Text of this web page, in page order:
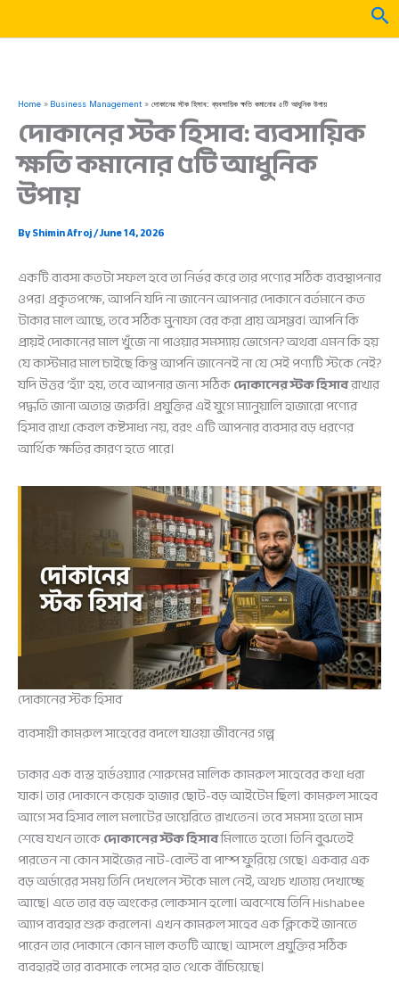
Home Business Management দোকানের স্টক হিসাব: ব্যবসায়িক ক্ষতি কমানোর ৫টি আধুনিক উপায়
দোকানের স্টক হিসাব: ব্যবসায়িক
ক্ষতি কমানোর ৫টি আধুনিক
উপায়
ByShimin Afroj/June 14, 2026
একটি ব্যবসা কতটা সফল হবে তা নির্ভর করে তার পণ্যের সঠিক ব্যবস্থাপনার
ওপর। প্রকৃতপক্ষে, আপনি যদি না জানেন আপনার দোকানে বর্তমানে কত
টাকার মাল আছে, তবে সঠিক মুনাফা বের করা প্রায় অসম্ভব। আপনি কি
প্রায়ই দোকানের মাল খুঁজে না পাওয়ার সমস্যায় ভোগেন? অথবা এমন কি হয়
যে কাস্টমার মাল চাইছে কিন্তু আপনি জানেনই না যে সেই পণ্যটি স্টকে নেই?
যদি উত্তর ‘হ্যাঁ’ হয়, তবে আপনার জন্য সঠিকদোকানের স্টক হিসাবরাখার
পদ্ধতি জানা অত্যন্ত জরুরি। প্রযুক্তির এই যুগে ম্যানুয়ালি হাজারো পণ্যের
হিসাব রাখা কেবল কষ্টসাধ্য নয়, বরং এটি আপনার ব্যবসার বড় ধরণের
আর্থিক ক্ষতির কারণ হতে পারে।
দোকানের স্টক হিসাব
ব্যবসায়ী কামরুল সাহেবের বদলে যাওয়া জীবনের গল্প
ঢাকার এক ব্যস্ত হার্ডওয়্যার শোরুমের মালিক কামরুল সাহেবের কথা ধরা
যাক। তার দোকানে কয়েক হাজার ছোট-বড় আইটেম ছিল। কামরুল সাহেব
আগে সব হিসাব লাল মলাটের ডায়েরিতে রাখতেন। তবে সমস্যা হতো মাস
শেষে যখন তাকেদোকানের স্টক হিসাবমিলাতে হতো। তিনি বুঝতেই
পারতেন না কোন সাইজের নাট-বোল্ট বা পাম্প ফুরিয়ে গেছে। একবার এক
বড় অর্ডারের সময় তিনি দেখলেন স্টকে মাল নেই, অথচ খাতায় দেখাচ্ছে
আছে। এতে তার বড় অংকের লোকসান হলো। অবশেষে তিনি Hishabee
অ্যাপ ব্যবহার শুরু করলেন। এখন কামরুল সাহেব এক ক্লিকেই জানতে
পারেন তার দোকানে কোন মাল কতটি আছে। আসলে প্রযুক্তির সঠিক
ব্যবহারই তার ব্যবসাকে লসের হাত থেকে বাঁচিয়েছে।